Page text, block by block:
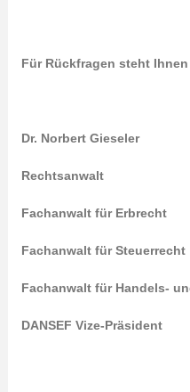
Für Rückfragen steht
Dr. Norbert Gieseler
Rechtsanwalt
Fachanwalt für Erbrecht
Fachanwalt für Steuerrecht
Fachanwalt für Handels-
DANSEF Vize-Präsident